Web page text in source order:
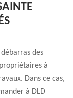
des
à
Dans ce cas,
à DLD